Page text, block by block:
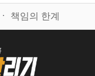
ㆍ 책임의 한계